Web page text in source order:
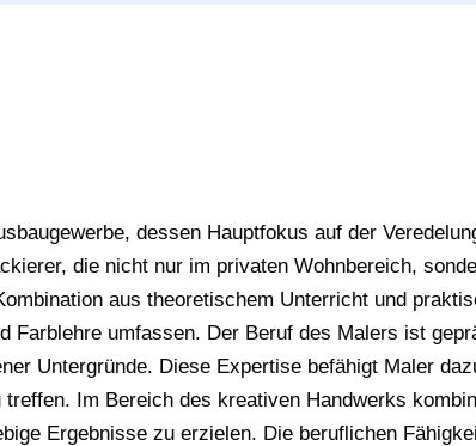
dessen Hauptfokus auf der
die nicht nur im privaten Wohnbereich,
aus theoretischem Unterricht und
Farblehre umfassen. Der Beruf des Malers ist
Untergründe. Diese Expertise befähigt Maler
Im Bereich des kreativen Handwerks
Ergebnisse zu erzielen. Die beruflichen